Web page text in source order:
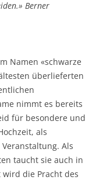
Berner
Namen «schwarze
überlieferten
nimmt es bereits
für besondere und
als
Als
taucht sie auch in
die Pracht des